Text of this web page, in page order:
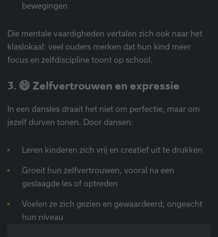
bewegingen
Die mentale vaardigheden vertalen zich ook naar het
klaslokaal: veel ouders merken dat hun kind meer
focus en zelfdiscipline toont op school.
3. 😄 Zelfvertrouwen en expressie
In een dansles draait het niet om perfectie, maar om
jezelf durven tonen. Door dansen:
Leren kinderen zich vrij en creatief uit te drukken
Groeit hun zelfvertrouwen, vooral na een
geslaagde les of optreden
Voelen ze zich gezien en gewaardeerd, ongeacht
hun niveau